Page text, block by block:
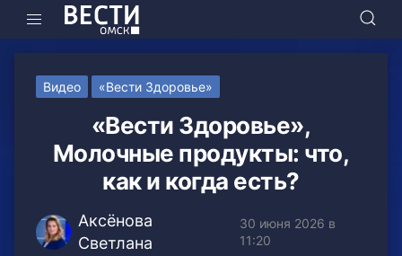
Видео «Вести Здоровье»
«Вести Здоровье»,
Молочные продукты: что,
как и когда есть?
Аксёнова
Светлана
30 июня 2026 в
11:20